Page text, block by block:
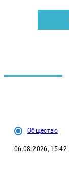
Общество
06.08.2026, 15:42